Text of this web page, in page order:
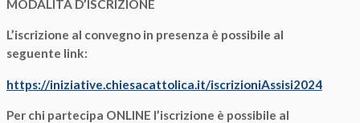
MODALITÁ D’ISCRIZIONE
L’iscrizione al convegno in presenza è possibile al
seguente link:
https://iniziative.chiesacattolica.it/iscrizioniAssisi2024
Per chi partecipa ONLINE l’iscrizione è possibile al